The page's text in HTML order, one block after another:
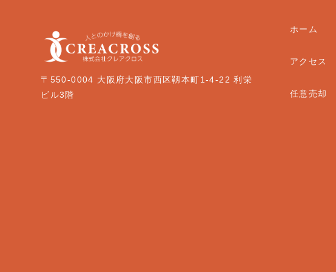
〒550-0004 大阪府大阪市西区靱本町1-4-22 利栄
ビル3階
ホーム
アクセス
任意売却